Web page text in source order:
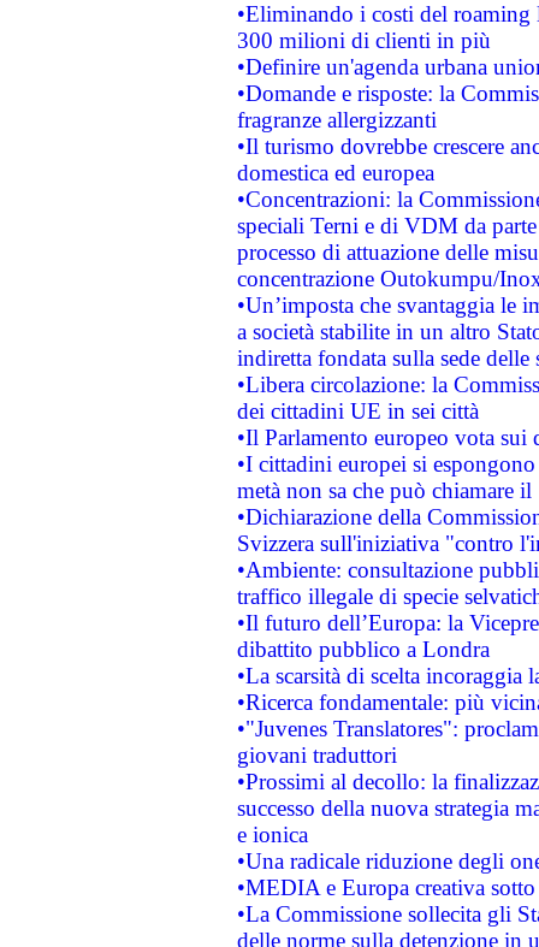
•Eliminando i costi del roaming
300 milioni di clienti in più
•Definire un'agenda urbana
•Domande e risposte: la
fragranze allergizzanti
•Il turismo dovrebbe crescere
domestica ed europea
•Concentrazioni: la
speciali Terni e di VDM da
processo di attuazione delle
concentrazione Outokumpu/
•Un’imposta che svantaggia le
a società stabilite in un altro
indiretta fondata sulla sede delle
•Libera circolazione: la
dei cittadini UE in sei città
•Il Parlamento europeo vota sui
•I cittadini europei si
metà non sa che può chiamare
•Dichiarazione della
Svizzera sull'iniziativa "contro
•Ambiente: consultazione
traffico illegale di specie
•Il futuro dell’Europa: la
dibattito pubblico a Londra
•La scarsità di scelta
•Ricerca fondamentale: più
•"Juvenes Translatores":
giovani traduttori
•Prossimi al decollo: la
successo della nuova strategia
e ionica
•Una radicale riduzione degli
•MEDIA e Europa creativa
•La Commissione sollecita gli
delle norme sulla detenzione in